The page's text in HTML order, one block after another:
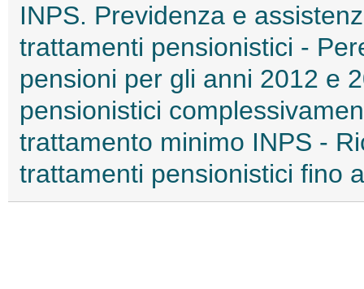
INPS. Previdenza e
trattamenti pensionistici -
pensioni per gli anni 2012 e
pensionistici
trattamento minimo INPS -
trattamenti pensionistici fino